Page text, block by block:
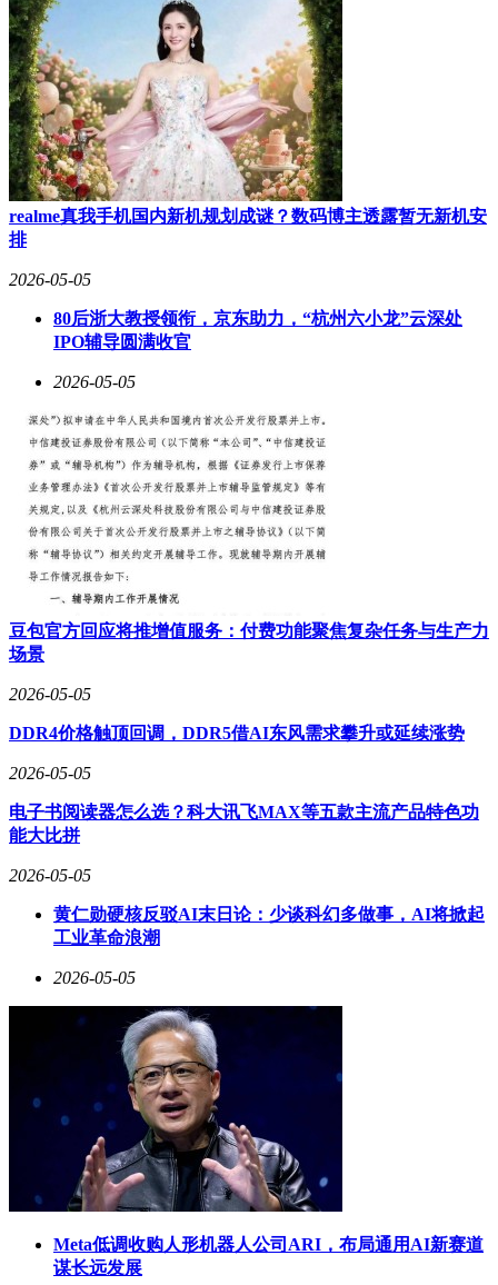
这款学习机的护眼技术堪称一绝。其14.8英寸大屏运用“有益
自然光”技术，模拟自然光照射效果，再经纳米级类纸膜处
理，屏幕显示效果接近真实纸张。与普通平板刺眼的背光不
同，它能根据环境光线自动调节色温和亮度，减少眼睛疲劳。
临床测试表明，连续使用2小时后，眼睛干涩感比普通平板降
低67%。
内置的小飞AI学伴系统也十分强大。它能实时分析孩子的学
习状态，通过语音交互解答问题。孩子遇到难题时，只需呼
于培养孩子的独立思考能力。系统还会记录错题，自动生成针
对性练习，形成完整的学习闭环。
疯狂动物城特别定制款在激发孩子学习兴趣方面也下足功夫。
其外观吸引孩子，还将IP元素融入学习场景。完成学习任务
题，让学习变得生动有趣，显著提升了孩子的学习主动性。综
元素的结合，既满足了家长对孩子健康的关注，又抓住了孩子
的兴趣点，12 + 512G的配置足以应对未来3 - 5年的学习需
求，是追求一步到位家庭的理想之选。
科大讯飞旗舰AI学习机T90 Lite则以更亲民的价格提供专业学
习体验。它配备13.2英寸纳米类纸超清护眼屏，虽尺寸略小于
性能与价格，1对1精准学系统能根据孩子的学习进度智能调整
T90 Lite的AI系统在精准学习路径规划方面表现出色。它通过
少量测试题就能快速定位孩子的知识薄弱点，生成专属学习路
径。比如在数学学科中，系统会先通过10道题判断孩子对“分
数运算”的掌握程度，然后自动推送适合其水平的练习题，避
免“一刀切”的教学方式。
这款学习机内置BBC原版动画资源库，不仅提供纯正英语输
入，还通过生动有趣的科普内容激发学习兴趣。所有内容都配
言。特别设计的“跟读评分”功能，能即时纠正发音问题。
realme真我手机国内新机规划成谜？数码博主透露暂无新机安
排
2026-05-05
80后浙大教授领衔，京东助力，“杭州六小龙”云深处
IPO辅导圆满收官
2026-05-05
豆包官方回应将推增值服务：付费功能聚焦复杂任务与生产力
场景
2026-05-05
DDR4价格触顶回调，DDR5借AI东风需求攀升或延续涨势
2026-05-05
电子书阅读器怎么选？科大讯飞MAX等五款主流产品特色功
能大比拼
2026-05-05
黄仁勋硬核反驳AI末日论：少谈科幻多做事，AI将掀起
工业革命浪潮
2026-05-05
Meta低调收购人形机器人公司ARI，布局通用AI新赛道
谋长远发展